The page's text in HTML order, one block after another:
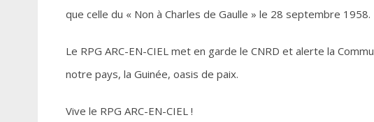
que celle du « Non à Charles de Gaulle » le 28 septembre 1958.
Le RPG ARC-EN-CIEL met en garde le CNRD et alerte la
notre pays, la Guinée, oasis de paix.
Vive le RPG ARC-EN-CIEL !